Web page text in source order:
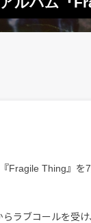
Fragile Thing』を
ラブコールを受